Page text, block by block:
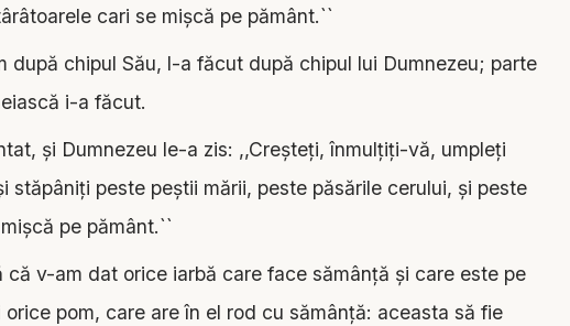
cari se mişcă pe pământ.``
după chipul Său, l-a făcut după chipul lui Dumnezeu; parte
i-a făcut.
şi Dumnezeu le-a zis: ,,Creşteţi, înmulţiţi-vă, umpleţi
stăpâniţi peste peştii mării, peste păsările cerului, şi peste
pe pământ.``
că v-am dat orice iarbă care face sămânţă şi care este pe
pom, care are în el rod cu sămânţă: aceasta să fie